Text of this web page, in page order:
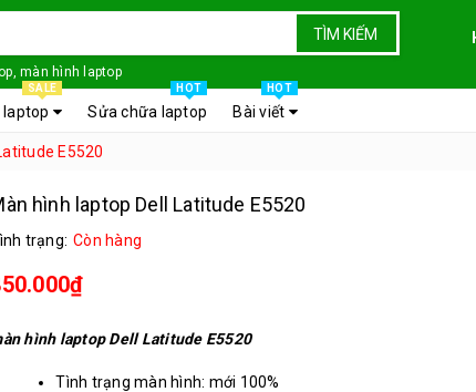
TÌM KIẾM
màn hình laptop
laptop
SALE
Sửa chữa laptop
HOT
Bài viết
HOT
E5520
hình laptop Dell Latitude E5520
trạng: Còn hàng
hình laptop Dell Latitude E5520
Tình trạng màn hình: mới 100%